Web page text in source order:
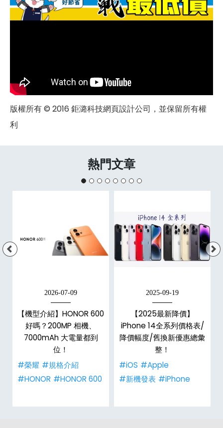
版權所有 © 2016 鉅潞科技網頁設計公司，並保留所有權
利
熱門文章
2026-07-09
【機型介紹】HONOR 600
好嗎？200MP 相機、
7000mAh 大電量都到
位！
#榮耀 #規格介紹
#HONOR #HONOR 600
2025-09-19
【2025最新降價】
iPhone 14全系列價格表/
降價幅度/舊換新優惠總彙
整！
#iOS #Apple
#新機發表 #iPhone